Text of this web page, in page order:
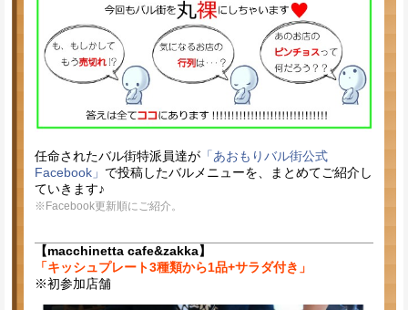
任命されたバル街特派員達が「あおもりバル街公式
Facebook」 で投稿したバルメニューを、まとめてご紹介し
ていきます♪
※Facebook更新順にご紹介。
【macchinetta cafe&zakka】
「キッシュプレート3種類から1品+サラダ付き」
※初参加店舗